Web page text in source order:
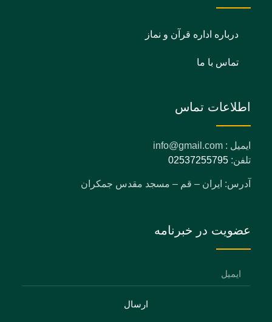
درباره اداره قرآن و نماز
تماس با ما
اطلاعات تماس
ایمیل : info@gmail.com
تلفن:02537255795
آدرس: ایران – قم – مسجد مقدس جمکران
عضویت در خبرنامه
ارسال